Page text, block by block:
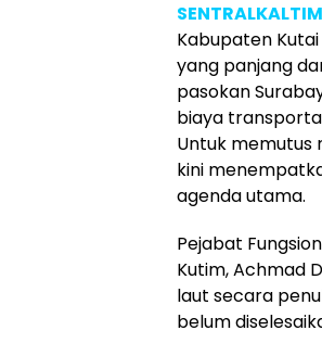
Kabupaten
yang panjang
pasokan
biaya
Untuk
kini
agenda utama.
Pejabat
Kutim, Achmad
laut secara
belum